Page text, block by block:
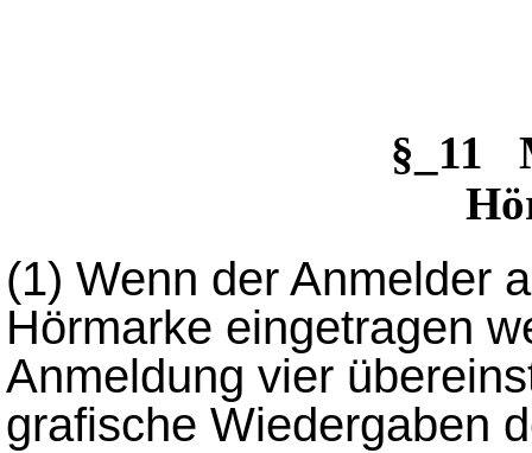
§_11
(1) Wenn der Anmelder
Hörmarke eingetragen
Anmeldung vier
grafische Wiedergaben